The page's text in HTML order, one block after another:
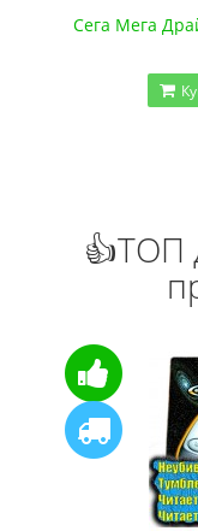
Сега Мега
👍ТОП